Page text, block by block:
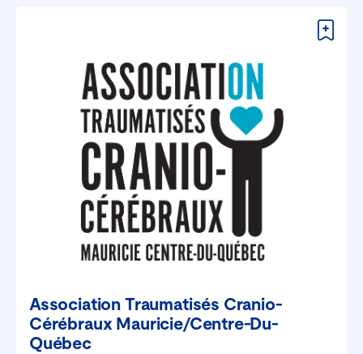
Association Traumatisés Cranio-
Cérébraux Mauricie/Centre-Du-
Québec